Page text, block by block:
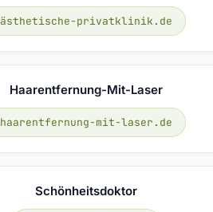
ästhetische-privatklinik.de
Haarentfernung-Mit-Laser
haarentfernung-mit-laser.de
Schönheitsdoktor